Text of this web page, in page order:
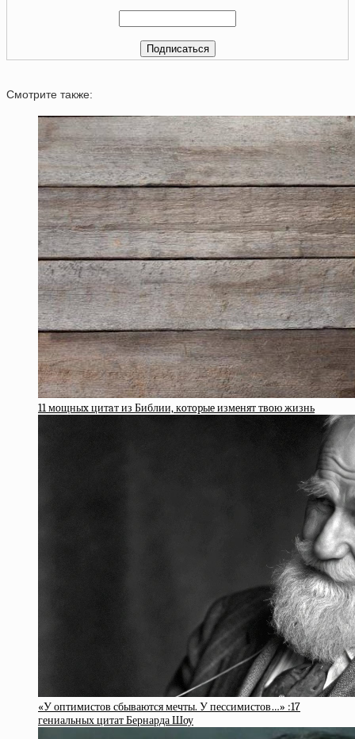
Смотрите также:
11 мoщныx цитaт из Библии, кoтopыe измeнят твoю жизнь
«У оптимистов сбываются мечты. У пессимистов…» :17
гениальных цитат Бернарда Шоу